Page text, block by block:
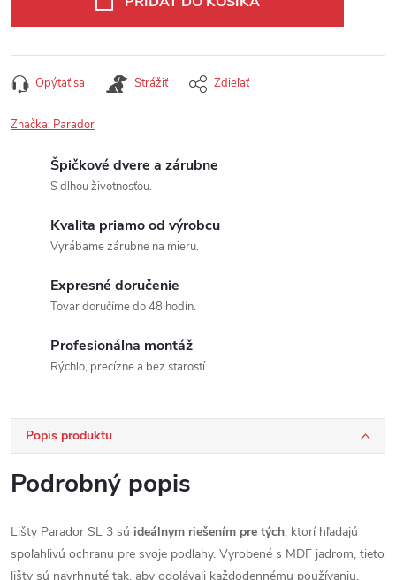
Opýtať sa Strážiť Zdieľať
Značka: Parador
Špičkové dvere a zárubne
S dlhou životnosťou.
Kvalita priamo od výrobcu
Vyrábame zárubne na mieru.
Expresné doručenie
Tovar doručíme do 48 hodín.
Profesionálna montáž
Rýchlo, precízne a bez starostí.
Popis produktu
Podrobný popis
Lišty Parador SL 3 sú ideálnym riešením pre tých, ktorí hľadajú
spoľahlivú ochranu pre svoje podlahy. Vyrobené s MDF jadrom, tieto
lišty sú navrhnuté tak, aby odolávali každodennému používaniu.